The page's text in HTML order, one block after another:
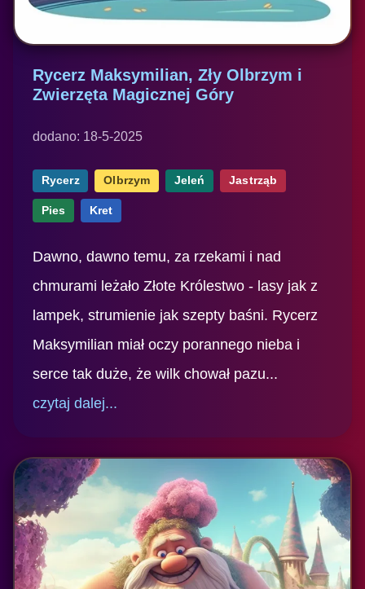
Rycerz Maksymilian, Zły Olbrzym i
Zwierzęta Magicznej Góry
dodano: 18-5-2025
Rycerz Olbrzym Jeleń Jastrząb
Pies Kret
Dawno, dawno temu, za rzekami i nad
chmurami leżało Złote Królestwo - lasy jak z
lampek, strumienie jak szepty baśni. Rycerz
Maksymilian miał oczy porannego nieba i
serce tak duże, że wilk chował pazu...
czytaj dalej...